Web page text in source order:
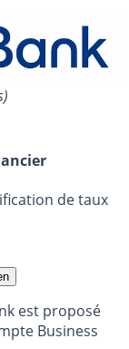
de taux
est proposé
Business